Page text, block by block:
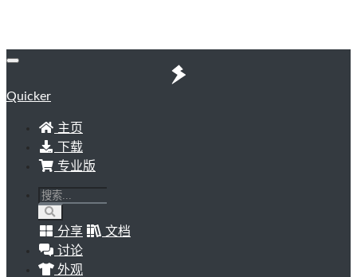
Quicker
主页
下载
专业版
分享
文档
讨论
外观